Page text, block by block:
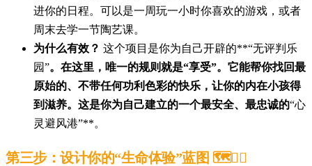
进你的日程。可以是一周玩一小时你喜欢的游戏，或者
周末去学一节陶艺课。
为什么有效？ 这个项目是你为自己开辟的**“无评判乐
园”。在这里，唯一的规则就是“享受”。它能帮你找回最
原始的、不带任何功利色彩的快乐，让你的内在小孩得
到滋养。这是你为自己建立的一个最安全、最忠诚的“心
灵避风港”**。
第三步：设计你的“生命体验”蓝图 🗺️❤️‍🔥